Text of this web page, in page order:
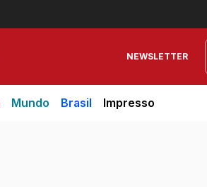
NEWSLETTER
Mundo Brasil Impresso